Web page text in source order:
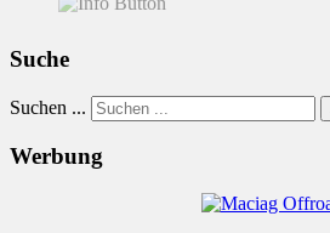
Suche
Suchen ...
Werbung